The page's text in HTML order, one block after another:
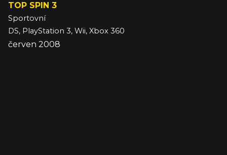
TOP SPIN 3
Sportovní
DS, PlayStation 3, Wii, Xbox 360
červen 2008